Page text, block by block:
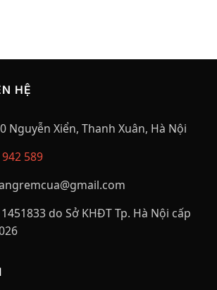
HỆ
Nguyễn Xiển, Thanh Xuân, Hà Nội
589
do Sở KHĐT Tp. Hà Nội cấp